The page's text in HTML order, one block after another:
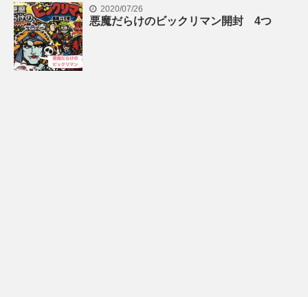
2020/07/26
悪魔だらけのビックリマン開封 4つ